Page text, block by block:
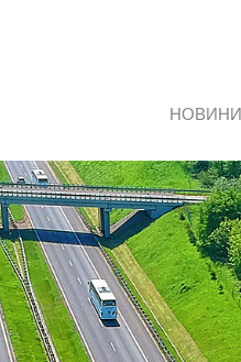
НОВИНИ